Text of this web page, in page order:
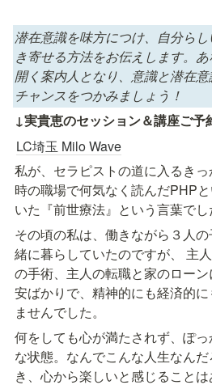
潜在意識を味方につけ、自分ら
き寄せる方法をお伝えします。
開く案内人となり、意識と潜在意
チャンスをつかみましょう！
↓実貴恵のセッション＆講座ご予
LC埼玉 Milo Wave
私が、セラピストの道に入るき
時の職場で何気なく読んだPHP
いた『前世療法』という言葉でし
その頃の私は、働きながら３人
緒に暮らしていたのですが、 主
の手術、主人の転職と家のロー
安ばかりで、精神的にも経済的
ませんでした。
何をしても心が満たされず、ぽ
な状態。なんでこんな人生なん
き、心から楽しいと感じること